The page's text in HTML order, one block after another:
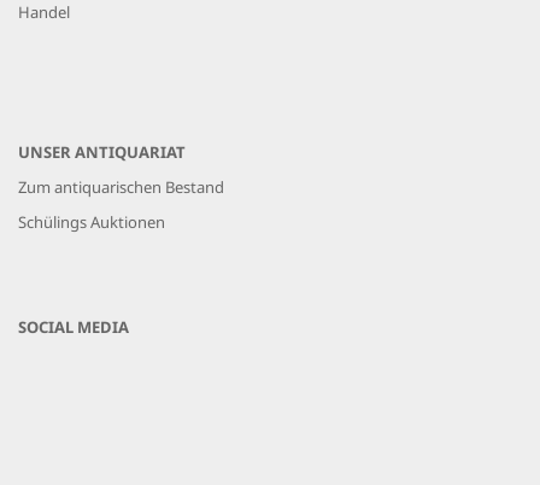
Handel
UNSER ANTIQUARIAT
Zum antiquarischen Bestand
Schülings Auktionen
SOCIAL MEDIA